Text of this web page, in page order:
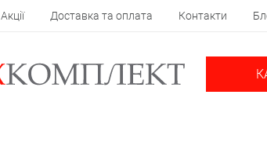
Акції Доставка та оплата Контакти